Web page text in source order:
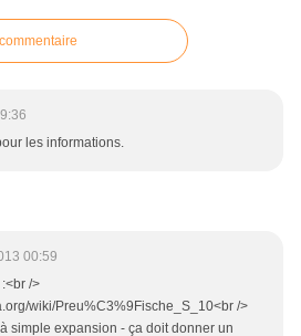
les informations.
00:59
/>
wiki/Preu%C3%9Fische_S_10<br />
simple expansion - ça doit donner un